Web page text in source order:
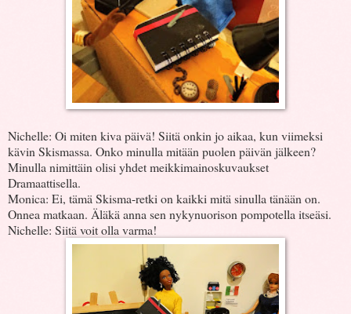
Nichelle: Oi miten kiva päivä! Siitä onkin jo aikaa, kun viimeksi
kävin Skismassa. Onko minulla mitään puolen päivän jälkeen?
Minulla nimittäin olisi yhdet meikkimainoskuvaukset
Dramaattisella.
Monica: Ei, tämä Skisma-retki on kaikki mitä sinulla tänään on.
Onnea matkaan. Äläkä anna sen nykynuorison pompotella itseäsi.
Nichelle: Siitä voit olla varma!